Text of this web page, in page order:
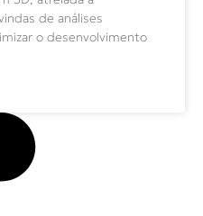
de análises
o desenvolvimento